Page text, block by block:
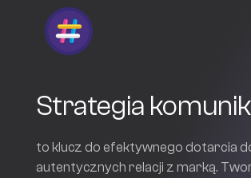
Strategia
to klucz do efektywnego dotarcia
autentycznych relacji z marką.